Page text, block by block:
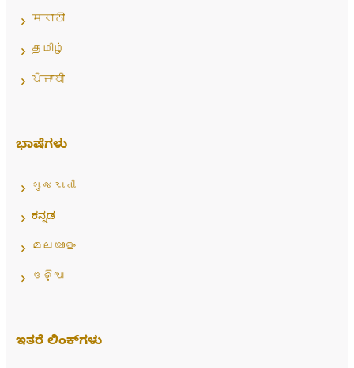
मराठी
தமிழ்
ਪੰਜਾਬੀ
ಭಾಷೆಗಳು
ગુજરાતી
ಕನ್ನಡ
മലയാളം
ଓଡ଼ିଆ
ಇತರೆ ಲಿಂಕ್‌ಗಳು